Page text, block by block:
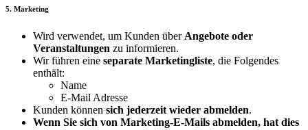
5. Marketing
Wird verwendet, um Kunden über Angebote oder
Veranstaltungen zu informieren.
Wir führen eine separate Marketingliste, die Folgendes
enthält:
Name
E-Mail Adresse
Kunden können sich jederzeit wieder abmelden.
Wenn Sie sich von Marketing-E-Mails abmelden, hat dies